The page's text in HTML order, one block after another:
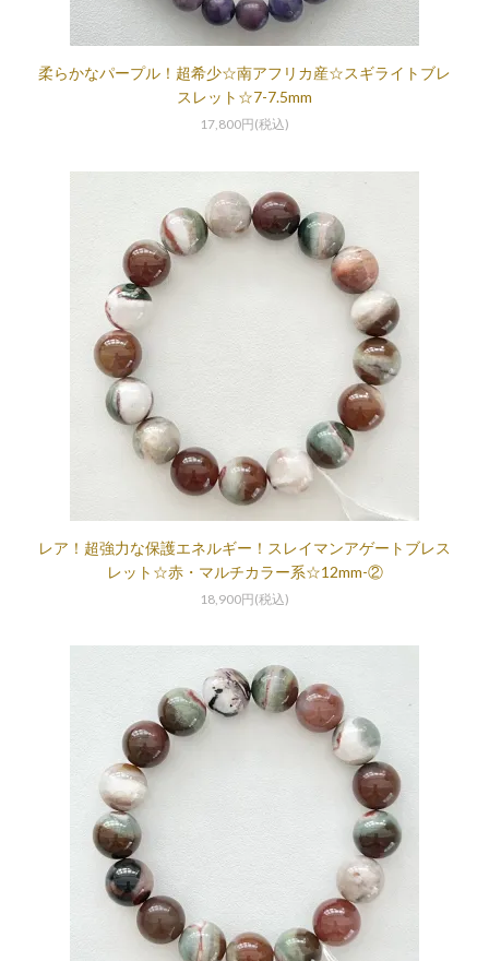
柔らかなパープル！超希少☆南アフリカ産☆スギライトブレ
スレット☆7-7.5mm
17,800円(税込)
レア！超強力な保護エネルギー！スレイマンアゲートブレス
レット☆赤・マルチカラー系☆12mm-②
18,900円(税込)